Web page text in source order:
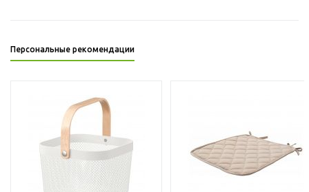
Персональные рекомендации